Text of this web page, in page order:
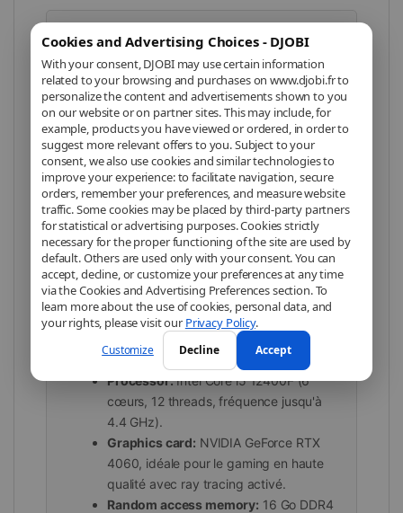
Cookies and Advertising Choices - DJOBI
With your consent, DJOBI may use certain information
related to your browsing and purchases on www.djobi.fr to
personalize the content and advertisements shown to you
on our website or on partner sites. This may include, for
example, products you have viewed or ordered, in order to
suggest more relevant offers to you. Subject to your
consent, we also use cookies and similar technologies to
improve your experience: to facilitate navigation, secure
orders, remember your preferences, and measure website
traffic. Some cookies may be placed by third-party partners
for statistical or advertising purposes. Cookies strictly
necessary for the proper functioning of the site are used by
default. Others are used only with your consent. You can
accept, decline, or customize your preferences at any time
via the Cookies and Advertising Preferences section. To
learn more about the use of cookies, personal data, and
your rights, please visit our Privacy Policy.
Customize Decline Accept
PC Gamer - Intel Core i5
12400F + NVIDIA GeForce
RTX 4060 + 16 Go RAM +
512 Go SSD
Découvrez un PC Gamer conçu pour les jeux
exigeants et les tâches créatives avec des
composants de dernière génération. Avec son
processeur Intel Core i5 12400F, sa carte
graphique NVIDIA GeForce RTX 4060 et ses 16
Go de RAM, profitez d'une expérience fluide et
d'excellentes performances dans vos jeux
favoris.
Key Features
Processor:Intel Core i5 12400F (6
cœurs, 12 threads, fréquence jusqu'à
4.4 GHz).
Graphics card: NVIDIA GeForce RTX
4060, idéale pour le gaming en haute
qualité avec ray tracing activé.
Random access memory: 16 Go DDR4